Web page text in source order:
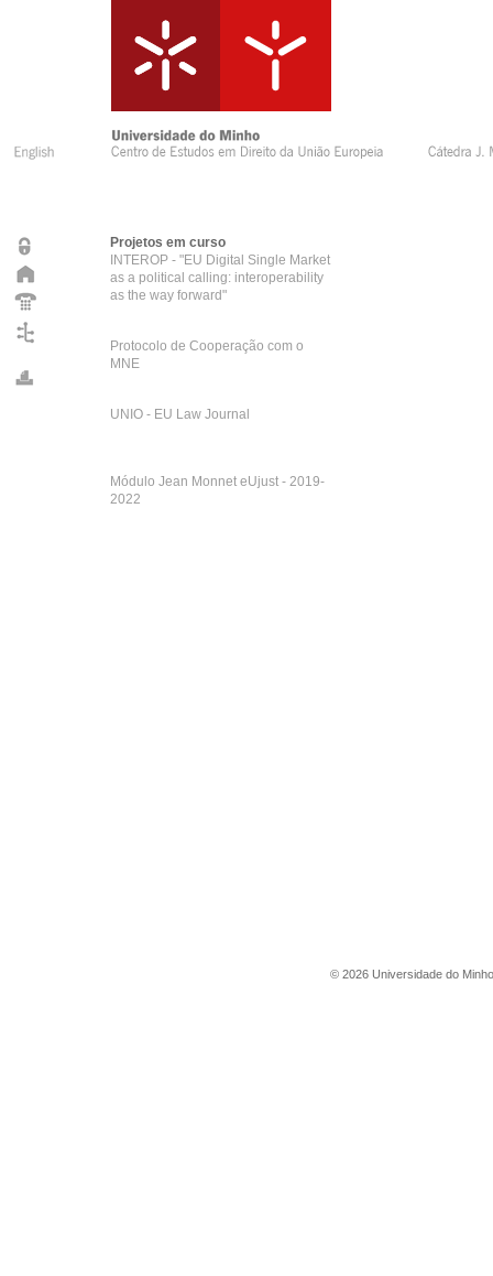
Projetos em curso
INTEROP - "EU Digital Single Market
as a political calling: interoperability
as the way forward"
Protocolo de Cooperação com o
MNE
UNIO - EU Law Journal
Módulo Jean Monnet eUjust - 2019-
2022
© 2026 Universidade do